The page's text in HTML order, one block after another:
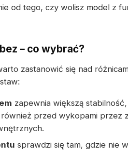
od tego, czy wolisz model z
– co wybrać?
zastanowić się nad
zapewnia większą
przed wykopami przez
sprawdzi się tam, gdzie nie